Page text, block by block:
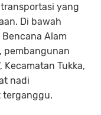
yang
Di bawah
Alam
pembangunan
Tukka,
nadi
terganggu.